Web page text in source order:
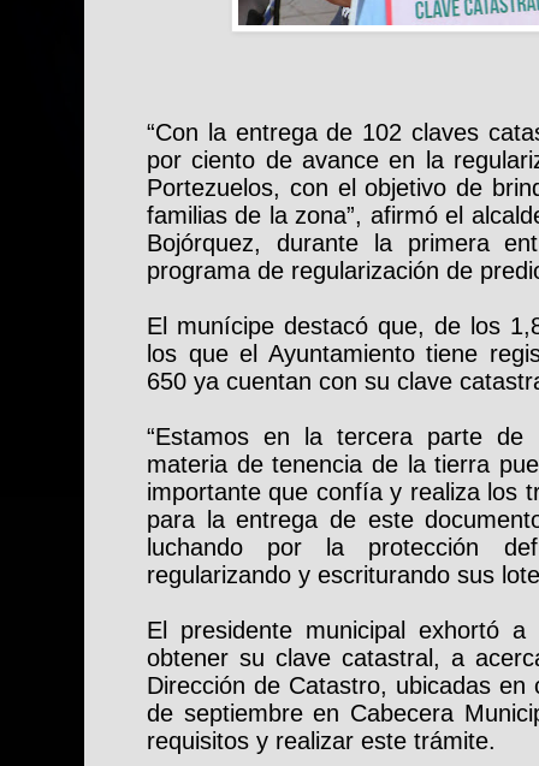
“Con la entrega de 102 claves
por ciento de avance en la
Portezuelos, con el objetivo de
familias de la zona”, afirmó el
Bojórquez, durante la primera
programa de regularización de
El munícipe destacó que, de los
los que el Ayuntamiento tiene
650 ya cuentan con su clave
“Estamos en la tercera parte de
materia de tenencia de la tierra
importante que confía y realiza los
para la entrega de este
luchando por la protección
regularizando y escriturando sus
El presidente municipal exhortó
obtener su clave catastral, a
Dirección de Catastro, ubicadas en
de septiembre en Cabecera
requisitos y realizar este trámite.